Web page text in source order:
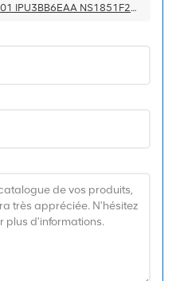
Alcate Lucent 3HE09648BARC01 IPU3BB6EAA NS1851F2514